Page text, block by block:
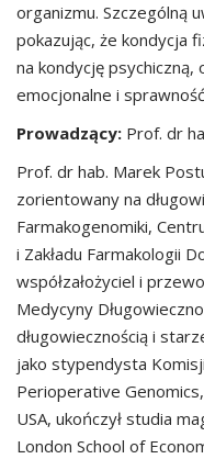
organizmu. Szczególną
pokazując, że kondycja
na kondycję
emocjonalne i
Prowadzący: Prof. dr
Prof. dr hab. Marek
zorientowany na
Farmakogenomiki,
i Zakładu Farmakologii
współzałożyciel i
Medycyny
długowiecznością i
jako stypendysta
Perioperative
USA, ukończył studia
London School of